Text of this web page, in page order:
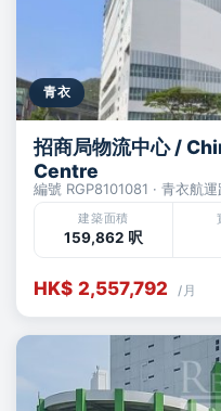
青衣
招商局物流中心 /
Centre
編號 RGP8101081 · 青衣航
建築面積
159,862 呎
HK$ 2,557,792 /月